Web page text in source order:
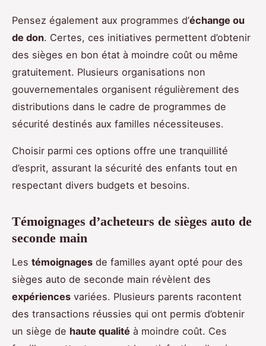
Pensez également aux programmes d’échange ou
de don. Certes, ces initiatives permettent d’obtenir
des sièges en bon état à moindre coût ou même
gratuitement. Plusieurs organisations non
gouvernementales organisent régulièrement des
distributions dans le cadre de programmes de
sécurité destinés aux familles nécessiteuses.
Choisir parmi ces options offre une tranquillité
d’esprit, assurant la sécurité des enfants tout en
respectant divers budgets et besoins.
Témoignages d’acheteurs de sièges auto de
seconde main
Les témoignages de familles ayant opté pour des
sièges auto de seconde main révèlent des
expériences variées. Plusieurs parents racontent
des transactions réussies qui ont permis d’obtenir
un siège de haute qualité à moindre coût. Ces